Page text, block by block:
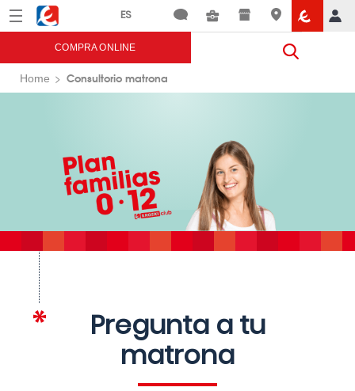
Menú Eroski
COMPRA ONLINE
Home Consultorio matrona
Pregunta a tu
matrona